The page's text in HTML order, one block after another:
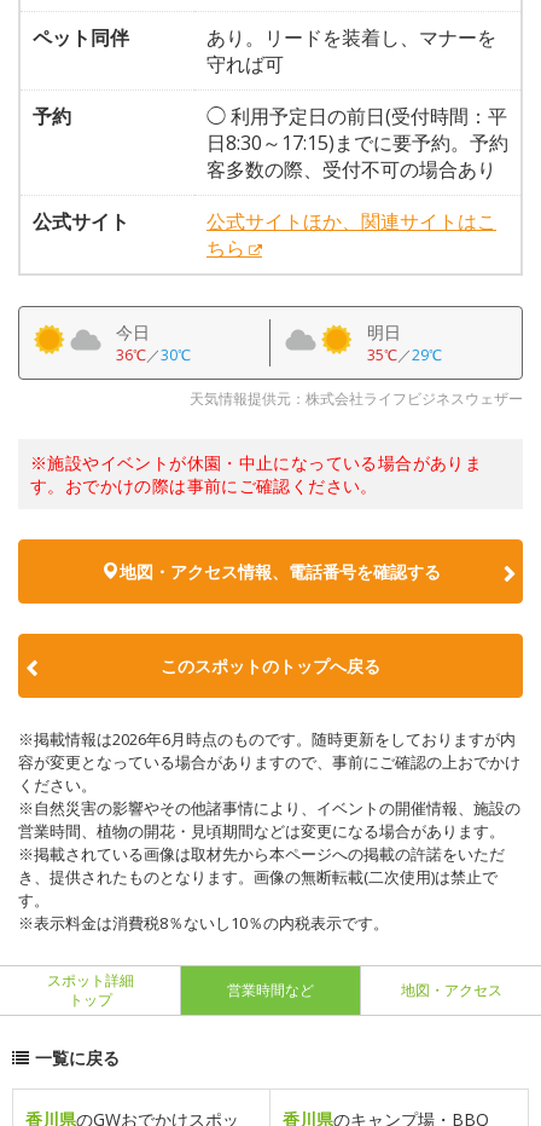
ペット同伴
あり。リードを装着し、マナーを
守れば可
予約
◯ 利用予定日の前日(受付時間：平
日8:30～17:15)までに要予約。予約
客多数の際、受付不可の場合あり
公式サイト
公式サイトほか、関連サイトはこ
ちら
今日
36℃／30℃
明日
35℃／29℃
天気情報提供元：株式会社ライフビジネスウェザー
※施設やイベントが休園・中止になっている場合がありま
す。おでかけの際は事前にご確認ください。
地図・アクセス情報、電話番号を確認する
このスポットのトップへ戻る
※掲載情報は2026年6月時点のものです。随時更新をしておりますが内
容が変更となっている場合がありますので、事前にご確認の上おでかけ
ください。
※自然災害の影響やその他諸事情により、イベントの開催情報、施設の
営業時間、植物の開花・見頃期間などは変更になる場合があります。
※掲載されている画像は取材先から本ページへの掲載の許諾をいただ
き、提供されたものとなります。画像の無断転載(二次使用)は禁止で
す。
※表示料金は消費税8％ないし10％の内税表示です。
スポット詳細
トップ
営業時間など 地図・アクセス
一覧に戻る
香川県のGWおでかけスポッ
香川県のキャンプ場・BBQ